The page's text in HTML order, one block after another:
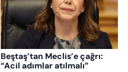
Beştaş’tan Meclis’e çağrı:
“Acil adımlar atılmalı”